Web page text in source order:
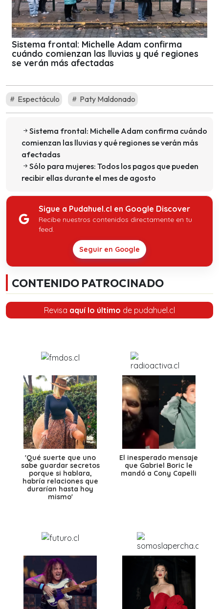
Sistema frontal: Michelle Adam confirma
cuándo comienzan las lluvias y qué regiones
se verán más afectadas
Espectáculo Paty Maldonado
Sistema frontal: Michelle Adam confirma cuándo
comienzan las lluvias y qué regiones se verán más
afectadas
Sólo para mujeres: Todos los pagos que pueden
recibir ellas durante el mes de agosto
Sigue a Pudahuel.cl en Google Discover
Recibe nuestros contenidos directamente en tu
feed.
Seguir en Google
CONTENIDO PATROCINADO
Revisa aquí lo último de pudahuel.cl
'Qué suerte que uno
sabe guardar secretos
porque si hablara,
habría relaciones que
durarían hasta hoy
mismo'
El inesperado mensaje
que Gabriel Boric le
mandó a Cony Capelli